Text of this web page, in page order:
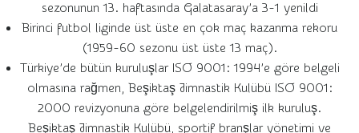
sezonunun 13. haftasında Galatasaray’a 3-1 yenildi
Birinci futbol liginde üst üste en çok maç kazanma rekoru
(1959-60 sezonu üst üste 13 maç).
Türkiye’de bütün kuruluşlar ISO 9001: 1994’e göre belgeli
olmasına rağmen, Beşiktaş Jimnastik Kulübü ISO 9001:
2000 revizyonuna göre belgelendirilmiş ilk kuruluş.
Beşiktaş Jimnastik Kulübü, sportif branşlar yönetimi ve